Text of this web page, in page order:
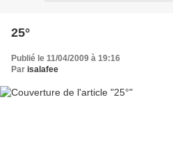
25°
Publié le 11/04/2009 à 19:16
Par isalafee